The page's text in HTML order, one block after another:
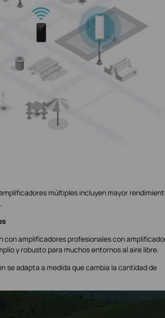
múltiples incluyen mayor
con amplificadores profesionales con
y robusto para muchos entornos al aire libre.
se adapta a medida que cambia la cantidad de